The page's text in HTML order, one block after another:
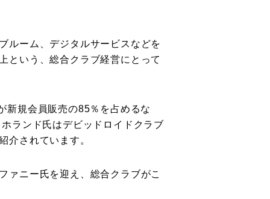
ルーム、デジタルサービスなどを
という、総合クラブ経営にとって
新規会員販売の85％を占めるな
ランド氏はデビッドロイドクラブ
介されています。
ァニー氏を迎え、総合クラブがこ